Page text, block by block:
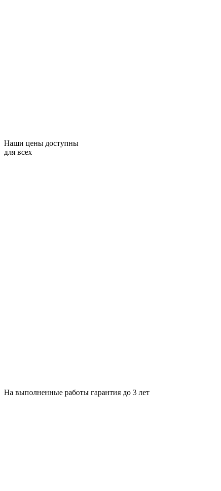
Наши цены доступны
для всех
На выполненные работы гарантия до 3 лет